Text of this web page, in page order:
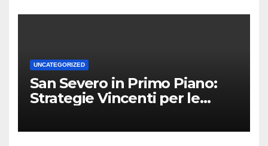
UNCATEGORIZED
San Severo in Primo Piano:
Strategie Vincenti per le
Territorio